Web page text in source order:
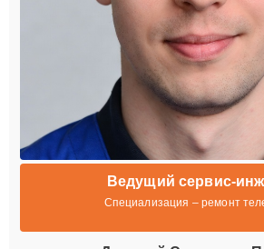
Ведущий сервис-
Специализация – ремонт